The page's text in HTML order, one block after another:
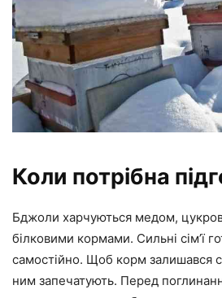
Коли потрібна
Бджоли харчуються медом,
білковими кормами. Сильні сім’ї
самостійно. Щоб корм залишався
ним запечатують. Перед